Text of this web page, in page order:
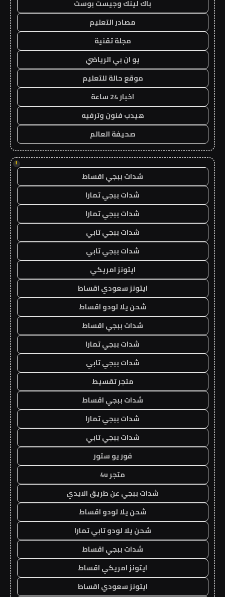
باك لينك وجيست بوست
مصادر التعليم
مجلة تقنية
يو ان بي الرياضي
موقع حالة للتعليم
اخبار 24 ساعة
هيدب فنون وترفيه
صحيفة العالم
!
شدات ببجي اقساط
شدات ببجي تمارا
شدات ببجي تمارا
شدات ببجي تابي
شدات ببجي تابي
ايتونز امريكي
ايتونز سعودي اقساط
شحن يلا لودو اقساط
شدات ببجي اقساط
شدات ببجي تمارا
شدات ببجي تابي
متجر تقسيط
شدات ببجي اقساط
شدات ببجي تمارا
شدات ببجي تابي
فور يو ستور
متجر 4u
شدات ببجي عن طريق الايدي
شحن يلا لودو اقساط
شحن يلا لودو تابي تمارا
شدات ببجي اقساط
ايتونز امريكي اقساط
ايتونز سعودي اقساط